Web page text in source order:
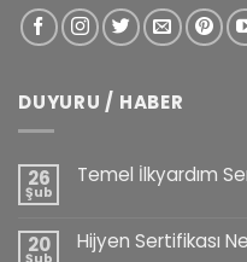
DUYURU / HABER
26
Şub
Temel İlkyardım
20 Hijyen Sertifikası